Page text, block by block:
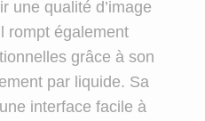
une qualité d’image
rompt également
grâce à son
par liquide. Sa
interface facile à